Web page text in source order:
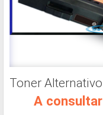
A consultar